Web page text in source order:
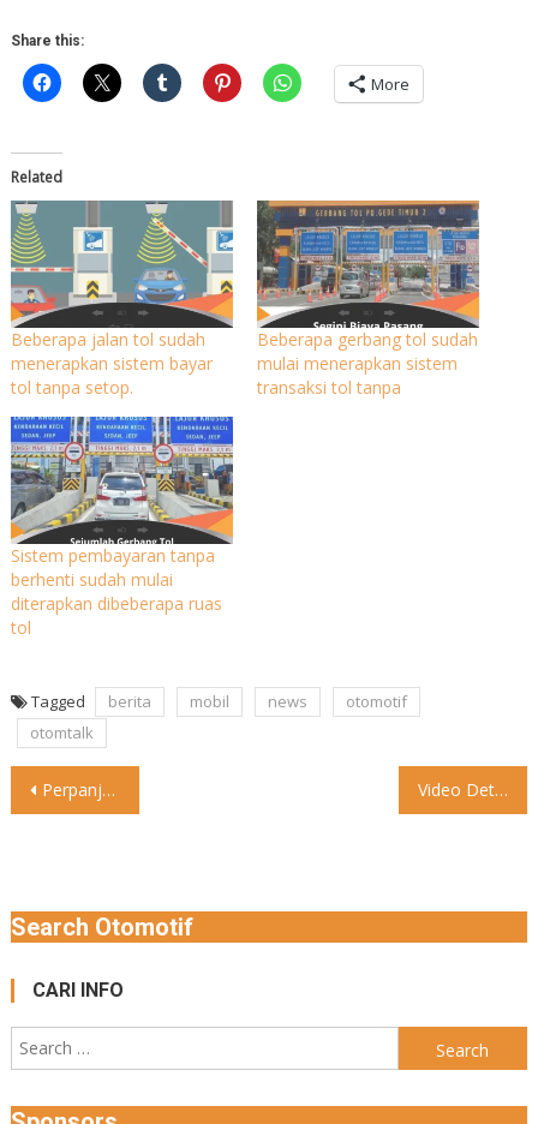
Share this:
More
Related
Beberapa jalan tol sudah
menerapkan sistem bayar
tol tanpa setop.
Beberapa gerbang tol sudah
mulai menerapkan sistem
transaksi tol tanpa
Sistem pembayaran tanpa
berhenti sudah mulai
diterapkan dibeberapa ruas
tol
Tagged berita mobil news
otomotif
otomtalk
Post
Perpanjang SIM Mati Berlaku Lagi Surat Izin Mengemudi (SIM) yang Video Detik detik mobil nyemplung ke sungai, diduga supir lupa
Search Otomotif
CARI INFO
Search
for: